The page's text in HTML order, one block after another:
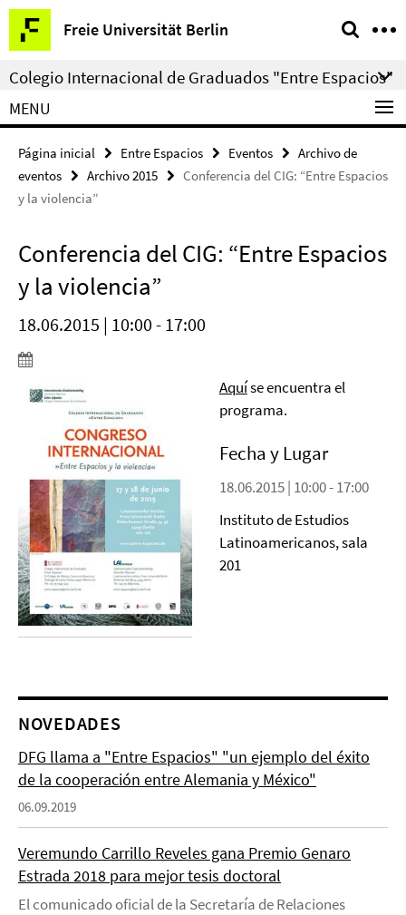
Springe
direkt
zu
Inhalt
Freie Universität Berlin
Herramientas
de
navegación
Colegio Internacional de Graduados "Entre Espacios"
MENU
Página inicial Entre Espacios Eventos
Archivo de
eventos
Archivo 2015
Conferencia del CIG: “Entre Espacios
y la violencia”
Conferencia del CIG: “Entre Espacios
y la violencia”
18.06.2015 | 10:00 - 17:00
Aquíse encuentra el
programa.
Fecha y Lugar
18.06.2015 | 10:00 - 17:00
Instituto de Estudios
Latinoamericanos, sala
201
NOVEDADES
DFG llama a "Entre Espacios" "un ejemplo del éxito
de la cooperación entre Alemania y México"
06.09.2019
Veremundo Carrillo Reveles gana Premio Genaro
Estrada 2018 para mejor tesis doctoral
El comunicado oficial de la Secretaría de Relaciones